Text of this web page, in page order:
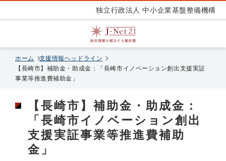
独立行政法人 中小企業基盤整備機構
ホーム
支援情報ヘッドライン
【長崎市】補助金・助成金：「長崎市イノベーション創出支援実証
事業等推進費補助金」
【長崎市】補助金・助成金：
「長崎市イノベーション創出
支援実証事業等推進費補助
金」